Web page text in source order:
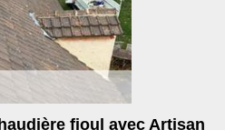
fioul avec Artisan